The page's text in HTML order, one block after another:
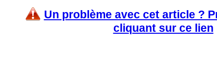
Un problème avec cet article ?
cliquant sur ce lien